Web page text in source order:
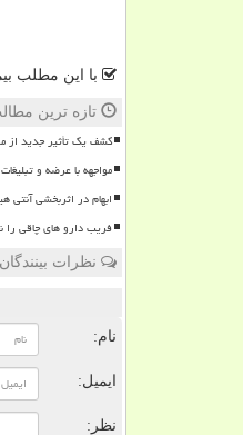
با این مطلب
تازه ترین
کشف یک تأثیر جدید از
مواجهه با عرضه و
ابهام در اثربخشی آنتی
فریب دارو های چاقی را
نظرات
نام:
ایمیل:
نظر: